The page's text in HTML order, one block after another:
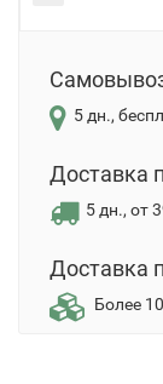
5 дн.,
Доставка
5 дн., от
Доставка
Более